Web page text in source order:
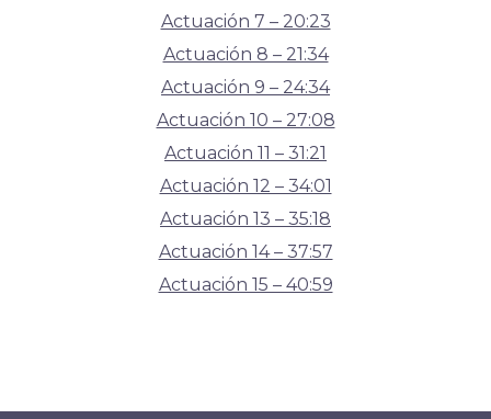
Actuación 7 – 20:23
Actuación 8 – 21:34
Actuación 9 – 24:34
Actuación 10 – 27:08
Actuación 11 – 31:21
Actuación 12 – 34:01
Actuación 13 – 35:18
Actuación 14 – 37:57
Actuación 15 – 40:59